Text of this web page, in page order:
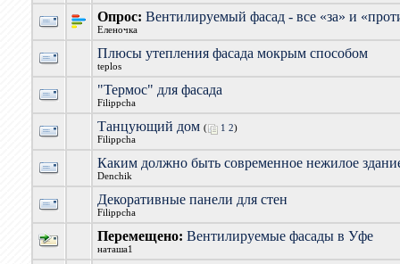
Опрос: Вентилируемый фасад - все «за» и
Еленочка
Плюсы утепления фасада мокрым способом
teplos
"Термос" для фасада
Filippcha
Танцующий дом ( 1 2)
Filippcha
Каким должно быть современное нежилое
Denchik
Декоративные панели для стен
Filippcha
Перемещено: Вентилируемые фасады в Уфе
наташа1